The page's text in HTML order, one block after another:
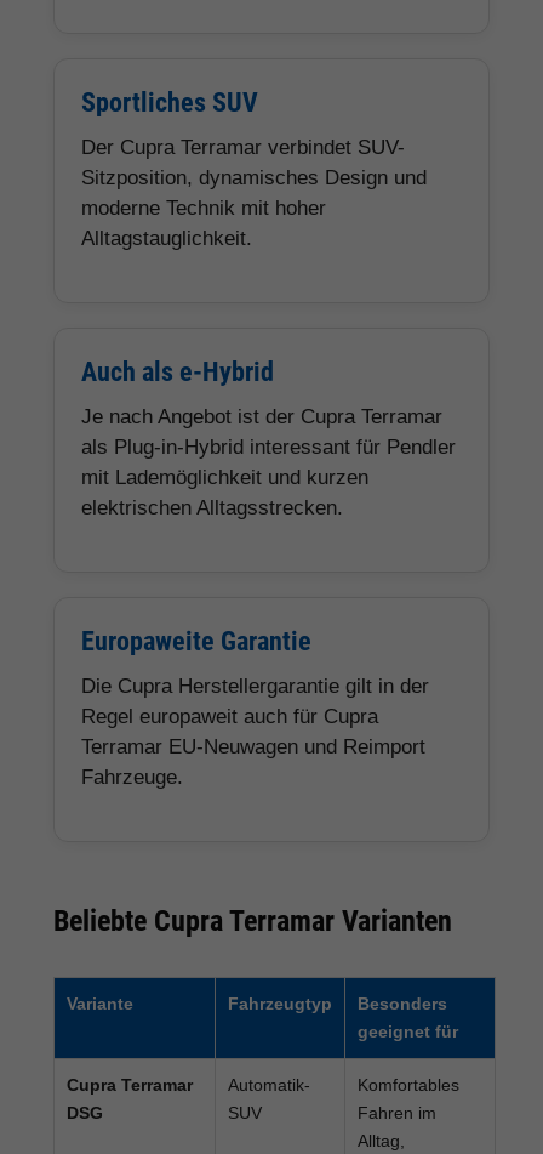
Sportliches SUV
Der Cupra Terramar verbindet SUV-
Sitzposition, dynamisches Design und
moderne Technik mit hoher
Alltagstauglichkeit.
Auch als e-Hybrid
Je nach Angebot ist der Cupra Terramar
als Plug-in-Hybrid interessant für Pendler
mit Lademöglichkeit und kurzen
elektrischen Alltagsstrecken.
Europaweite Garantie
Die Cupra Herstellergarantie gilt in der
Regel europaweit auch für Cupra
Terramar EU-Neuwagen und Reimport
Fahrzeuge.
Beliebte Cupra Terramar Varianten
Variante Fahrzeugtyp
Besonders
geeignet für
Cupra Terramar
DSG
Automatik-
SUV
Komfortables
Fahren im
Alltag,